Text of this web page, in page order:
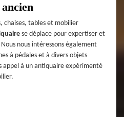
chaises, tables et mobilier
se déplace pour expertiser et
nous intéressons également
à pédales et à divers objets
appel à un antiquaire expérimenté